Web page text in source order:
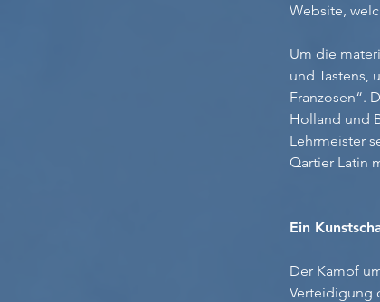
Website,
Um die
und Tastens,
Franzosen“.
Holland und
Lehrmeister
Qartier Latin
Ein
Der Kampf
Verteidigung